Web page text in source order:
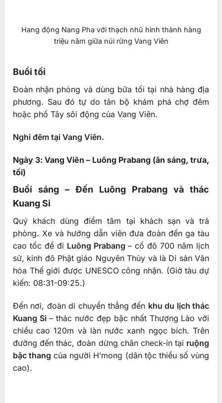
Hang động Nang Pha với thạch nhũ hình thành hàng
triệu năm giữa núi rừng Vang Viên
Buổi tối
Đoàn nhận phòng và dùng bữa tối tại nhà hàng địa
phương. Sau đó tự do tản bộ khám phá chợ đêm
hoặc phố Tây sôi động của Vang Viên.
Nghỉ đêm tại Vang Viên.
Ngày 3: Vang Viên – Luông Prabang (ăn sáng, trưa,
tối)
Buổi sáng – Đến Luông Prabang và thác
Kuang Si
Quý khách dùng điểm tâm tại khách sạn và trả
phòng. Xe và hướng dẫn viên đưa đoàn đến ga tàu
cao tốc để đi Luông Prabang – cố đô 700 năm lịch
sử, kinh đô Phật giáo Nguyên Thủy và là Di sản Văn
hóa Thế giới được UNESCO công nhận. (Giờ tàu dự
kiến: 08:31-09:25.)
Đến nơi, đoàn di chuyển thẳng đến khu du lịch thác
Kuang Si– thác nước đẹp bậc nhất Thượng Lào với
chiều cao 120m và làn nước xanh ngọc bích. Trên
đường đến thác, đoàn dừng chân check-in tại ruộng
bậc thang của người H’mong (dân tộc thiểu số vùng
cao).